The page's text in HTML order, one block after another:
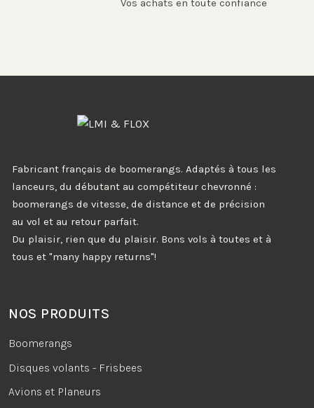
Vos achats en toute confiance
Fabricant français de boomerangs. Adaptés à tous les
lanceurs, du débutant au compétiteur chevronné :
boomerangs de vitesse, de distance et de précision
au vol et au retour parfait.
Du plaisir, rien que du plaisir. Bons vols à toutes et à
tous et "many happy returns"!
NOS PRODUITS
Boomerangs
Disques volants - Frisbees
Avions et Planeurs